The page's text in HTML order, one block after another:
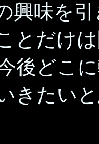
味を引
とだけ
後どこ
きたい